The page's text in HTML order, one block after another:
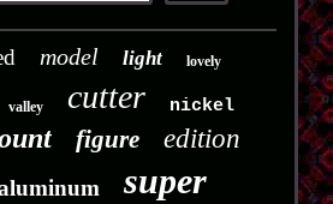
model light lovely
valley cutter
nickel
figure edition
super